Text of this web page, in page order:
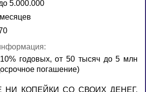
5.000.000
годовых, от 50 тысяч до 5 млн
погашение)
НИ КОПЕЙКИ СО СВОИХ ДЕНЕГ,